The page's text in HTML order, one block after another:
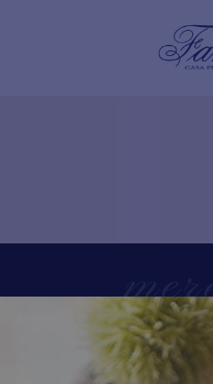
Home